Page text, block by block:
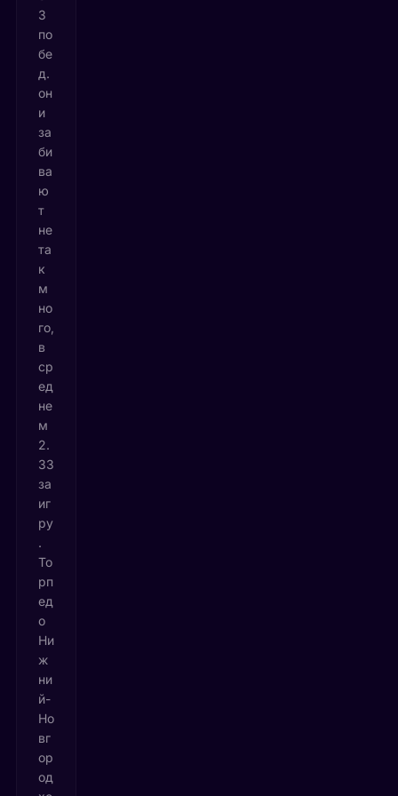
3
по
бе
д.
он
и
за
би
ва
ю
т
не
та
к
м
но
го,
в
ср
ед
не
м
2.
33
за
иг
ру
.
То
рп
ед
о
Ни
ж
ни
й-
Но
вг
ор
од